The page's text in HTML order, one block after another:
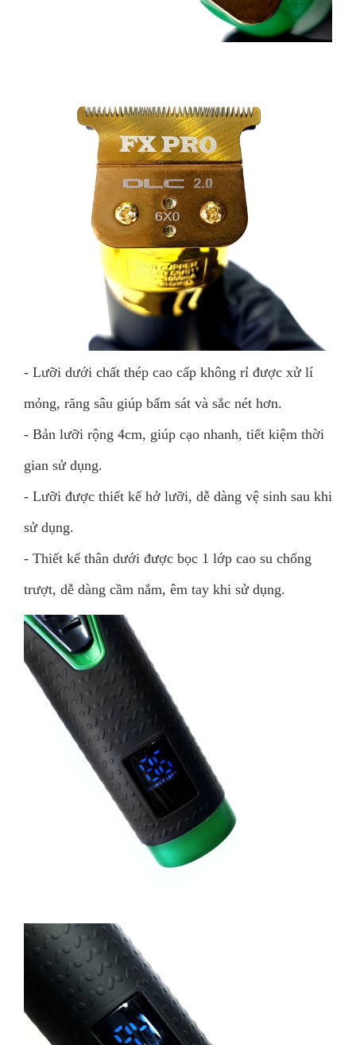
- Lưỡi dưới chất thép cao cấp không rỉ được xử lí
mỏng, răng sâu giúp bấm sát và sắc nét hơn.
- Bản lưỡi rộng 4cm, giúp cạo nhanh, tiết kiệm thời
gian sử dụng.
- Lưỡi được thiết kế hở lưỡi, dễ dàng vệ sinh sau khi
sử dụng.
- Thiết kế thân dưới được bọc 1 lớp cao su chống
trượt, dễ dàng cầm nắm, êm tay khi sử dụng.